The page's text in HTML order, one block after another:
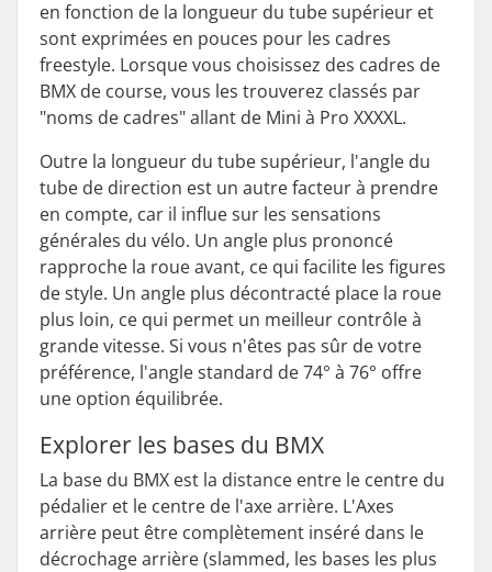
en fonction de la longueur du tube supérieur et
sont exprimées en pouces pour les cadres
freestyle. Lorsque vous choisissez des cadres de
BMX de course, vous les trouverez classés par
"noms de cadres" allant de Mini à Pro XXXXL.
Outre la longueur du tube supérieur, l'angle du
tube de direction est un autre facteur à prendre
en compte, car il influe sur les sensations
générales du vélo. Un angle plus prononcé
rapproche la roue avant, ce qui facilite les figures
de style. Un angle plus décontracté place la roue
plus loin, ce qui permet un meilleur contrôle à
grande vitesse. Si vous n'êtes pas sûr de votre
préférence, l'angle standard de 74° à 76° offre
une option équilibrée.
Explorer les bases du BMX
La base du BMX est la distance entre le centre du
pédalier et le centre de l'axe arrière. L'Axes
arrière peut être complètement inséré dans le
décrochage arrière (slammed, les bases les plus